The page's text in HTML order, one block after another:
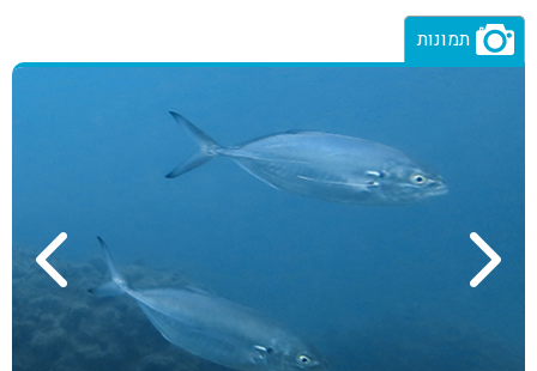
תמונות